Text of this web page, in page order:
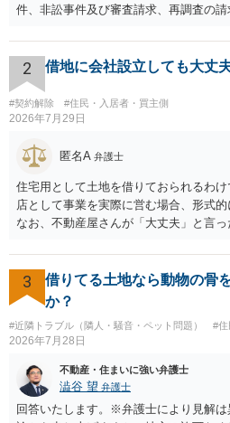
件、非訟事件及び審査請求、再調査の
しくは和解その他の法律事務を取り扱
とを業とすることができない。ただし
の定めがある場合は、この限りでない
目的がないのであれば適法です。なぜな
いのであれば、委任については無償で
2 借地に会社設立しても大丈
#契約解除 #住民・入居者・買主側
2026年7月29日
匿名A 弁護士
住宅用として土地を借りておられるわ
店として事業を実際に営む場合、形式的
なお、不動産屋さんが「大丈夫」と言
れますが、これは法的な保証ではあり
れるかどうかについては信頼関係が破
すので、建物を事務所・店舗用に大き
り、リスクはそれほど大きくないかも
大家さんが契約違反を口実に、将来の更
したり、立ち退きを迫る材料に使った
ん。
3
借りてる土地なら動物の骨
か？
#近隣トラブル（隣人・騒音・ペット問題） #住
2026年7月28日
不動産・住まいに強い弁護士
澁谷 望 弁護士
回答いたします。※弁護士により見解